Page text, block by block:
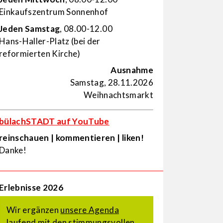
Einkaufs­zentrum Sonnenhof
Samstag, 08.00-12.00
Hans-Haller-Platz (bei der
reformierten Kirche)
Ausnahme
Samstag, 28.11.2026
Weihnachtsmarkt
bülachSTADT auf YouTube
reinschauen | kommentieren | liken!
Danke!
Erlebnisse 2026
Wir ergänzen unsere Agenda